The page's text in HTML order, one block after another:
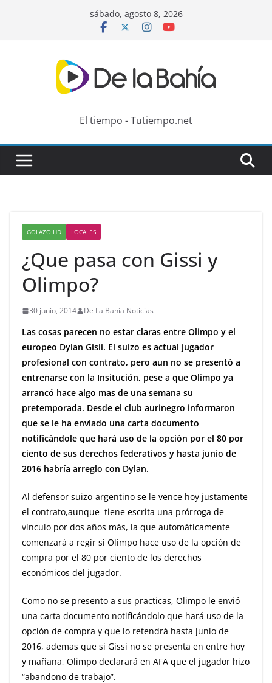
sábado, agosto 8, 2026
El tiempo - Tutiempo.net
GOLAZO HD LOCALES
¿Que pasa con Gissi y
Olimpo?
30 junio, 2014 De La Bahía Noticias
Las cosas parecen no estar claras entre Olimpo y el
europeo Dylan Gisii. El suizo es actual jugador
profesional con contrato, pero aun no se presentó a
entrenarse con la Insitución, pese a que Olimpo ya
arrancó hace algo mas de una semana su
pretemporada. Desde el club aurinegro informaron
que se le ha enviado una carta documento
notificándole que hará uso de la opción por el 80 por
ciento de sus derechos federativos y hasta junio de
2016 habría arreglo con Dylan.
Al defensor suizo-argentino se le vence hoy justamente
el contrato,aunque tiene escrita una prórroga de
vínculo por dos años más, la que automáticamente
comenzará a regir si Olimpo hace uso de la opción de
compra por el 80 por ciento de los derechos
económicos del jugador.
Como no se presento a sus practicas, Olimpo le envió
una carta documento notificándolo que hará uso de la
opción de compra y que lo retendrá hasta junio de
2016, ademas que si Gissi no se presenta en entre hoy
y mañana, Olimpo declarará en AFA que el jugador hizo
“abandono de trabajo”.